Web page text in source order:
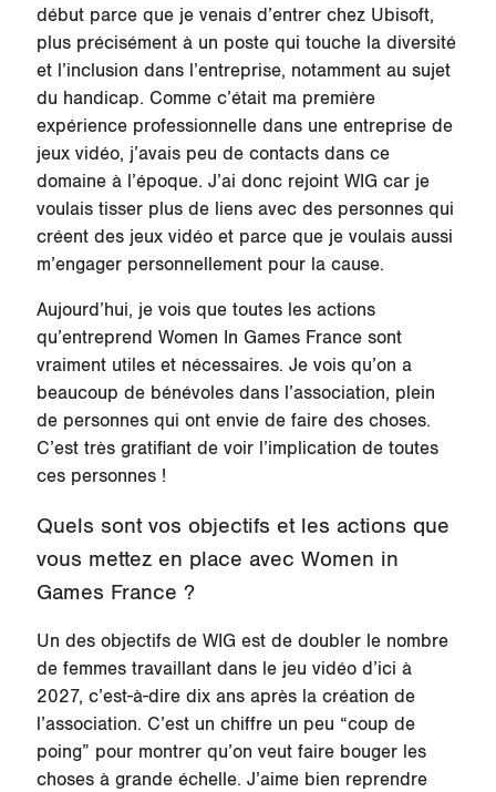
début parce que je venais d’entrer chez Ubisoft,
plus précisément à un poste qui touche la diversité
et l’inclusion dans l’entreprise, notamment au sujet
du handicap. Comme c’était ma première
expérience professionnelle dans une entreprise de
jeux vidéo, j’avais peu de contacts dans ce
domaine à l’époque. J’ai donc rejoint WIG car je
voulais tisser plus de liens avec des personnes qui
créent des jeux vidéo et parce que je voulais aussi
m’engager personnellement pour la cause.
Aujourd’hui, je vois que toutes les actions
qu’entreprend Women In Games France sont
vraiment utiles et nécessaires. Je vois qu’on a
beaucoup de bénévoles dans l’association, plein
de personnes qui ont envie de faire des choses.
C’est très gratifiant de voir l’implication de toutes
ces personnes !
Quels sont vos objectifs et les actions que
vous mettez en place avec Women in
Games France ?
Un des objectifs de WIG est de doubler le nombre
de femmes travaillant dans le jeu vidéo d’ici à
2027, c’est-à-dire dix ans après la création de
l’association. C’est un chiffre un peu “coup de
poing” pour montrer qu’on veut faire bouger les
choses à grande échelle. J’aime bien reprendre